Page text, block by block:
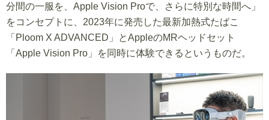
分間の一服を、Apple Vision Proで、さらに特別な時間へ」
をコンセプトに、2023年に発売した最新加熱式たばこ
「Ploom X ADVANCED」とAppleのMRヘッドセット
「Apple Vision Pro」を同時に体験できるというものだ。